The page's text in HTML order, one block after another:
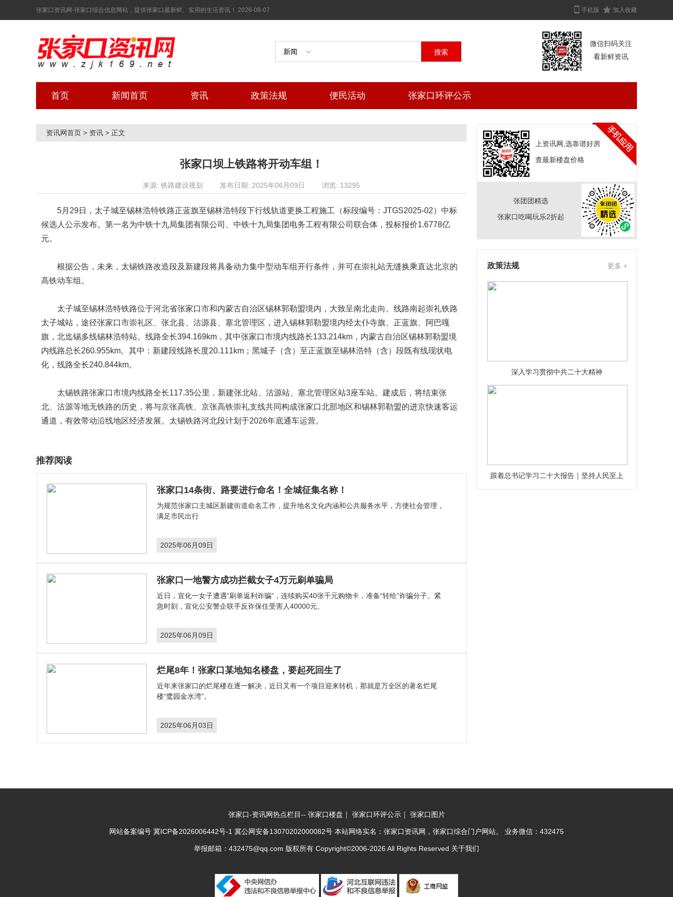
张家口资讯网-张家口综合信息网站，提供张家口最新鲜、实用的生活资讯！ 2026-08-07 手机版 加入收藏
搜索
微信扫码关注
看新鲜资讯
首页 新闻首页 资讯 政策法规 便民活动 张家口环评公示
资讯网首页 > 资讯 > 正文
张家口坝上铁路将开动车组！
来源: 铁路建设规划 发布日期: 2025年06月09日 浏览: 13295
5月29日，太子城至锡林浩特铁路正蓝旗至锡林浩特段下行线轨道更换工程施工（标段编号：JTGS2025-02）中标
候选人公示发布。第一名为中铁十九局集团有限公司、中铁十九局集团电务工程有限公司联合体，投标报价1.6778亿
元。
根据公告，未来，太锡铁路改造段及新建段将具备动力集中型动车组开行条件，并可在崇礼站无缝换乘直达北京的
高铁动车组。
太子城至锡林浩特铁路位于河北省张家口市和内蒙古自治区锡林郭勒盟境内，大致呈南北走向。线路南起崇礼铁路
太子城站，途径张家口市崇礼区、张北县、沽源县、塞北管理区，进入锡林郭勒盟境内经太仆寺旗、正蓝旗、阿巴嘎
旗，北迄锡多线锡林浩特站。线路全长394.169km，其中张家口市境内线路长133.214km，内蒙古自治区锡林郭勒盟境
内线路总长260.955km。其中：新建段线路长度20.111km；黑城子（含）至正蓝旗至锡林浩特（含）段既有线现状电
化，线路全长240.844km。
太锡铁路张家口市境内线路全长117.35公里，新建张北站、沽源站、塞北管理区站3座车站。建成后，将结束张
北、沽源等地无铁路的历史，将与京张高铁、京张高铁崇礼支线共同构成张家口北部地区和锡林郭勒盟的进京快速客运
通道，有效带动沿线地区经济发展。太锡铁路河北段计划于2026年底通车运营。
推荐阅读
张家口14条街、路要进行命名！全城征集名称！
为规范张家口主城区新建街道命名工作，提升地名文化内涵和公共服务水平，方便社会管理，
满足市民出行
2025年06月09日
张家口一地警方成功拦截女子4万元刷单骗局
​近日，宣化一女子遭遇“刷单返利诈骗”，连续购买40张千元购物卡，准备“转给”诈骗分子。紧
急时刻，宣化公安警企联手反诈保住受害人40000元。
2025年06月09日
烂尾8年！张家口某地知名楼盘，要起死回生了
​近年来张家口的烂尾楼在逐一解决，近日又有一个项目迎来转机，那就是万全区的著名烂尾
楼“鹭园金水湾”。
2025年06月03日
上资讯网,选靠谱好房
查最新楼盘价格
张团团精选
张家口吃喝玩乐2折起
政策法规 更多 +
深入学习贯彻中共二十大精神
跟着总书记学习二十大报告｜坚持人民至上
张家口-资讯网热点栏目-- 张家口楼盘 ｜ 张家口环评公示｜ 张家口图片
网站备案编号 冀ICP备2026006442号-1 冀公网安备13070202000082号 本站网络实名：张家口资讯网，张家口综合门户网站。 业务微信：432475
举报邮箱：432475@qq.com 版权所有 Copyright©2006-2026 All Rights Reserved 关于我们